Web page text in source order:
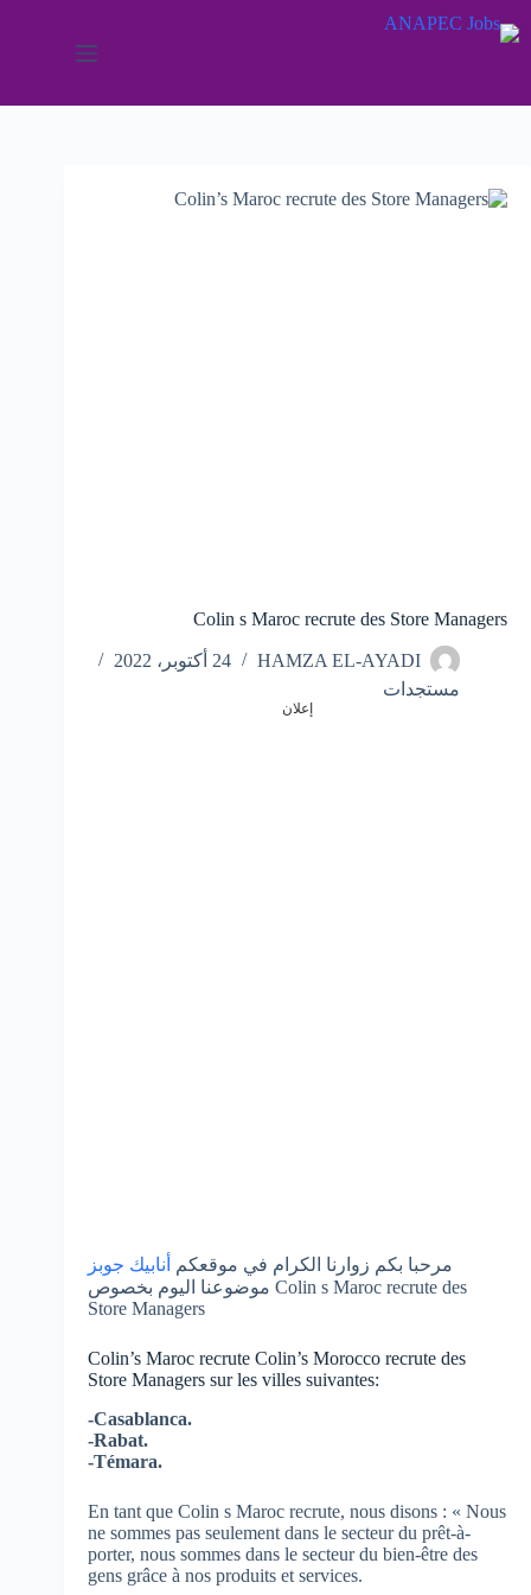
إلى
Colin s Maroc recrute des Store Managers
HAMZA EL-AYADI
24 أكتوبر، 2022
مستجدات
إعلان
مرحبا بكم زوارنا الكرام في موقعكم
أنابيك جوبز
موضوعنا اليوم بخصوص Colin s Maroc recrute des
Store Managers
Colin’s Maroc recrute Colin’s Morocco recrute des
Store Managers sur les villes suivantes:
-Casablanca.
-Rabat.
-Témara.
En tant que Colin s Maroc recrute, nous disons : « Nous
ne sommes pas seulement dans le secteur du prêt-à-
porter, nous sommes dans le secteur du bien-être des
gens grâce à nos produits et services.